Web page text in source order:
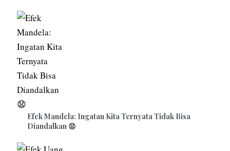
Efek Mandela: Ingatan Kita Ternyata Tidak Bisa
Diandalkan 😧